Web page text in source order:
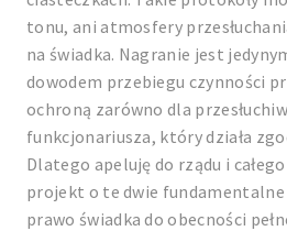
tonu, ani atmosfery
na świadka. Nagranie jest
dowodem przebiegu czynności
ochroną zarówno dla
funkcjonariusza, który działa
Dlatego apeluję do rządu i
projekt o te dwie fundamentalne
prawo świadka do obecności